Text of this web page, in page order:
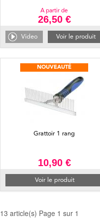
A partir de
26,50 €
Video Voir le produit
NOUVEAUTÉ
Grattoir 1 rang
10,90 €
Voir le produit
13 article(s) Page 1 sur 1